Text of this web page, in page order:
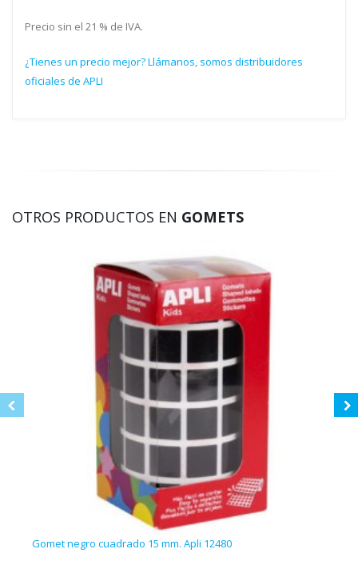
Precio sin el 21 % de IVA.
¿Tienes un precio mejor? Llámanos, somos distribuidores
oficiales de APLI
OTROS PRODUCTOS EN GOMETS
Gomet negro cuadrado 15 mm. Apli 12480